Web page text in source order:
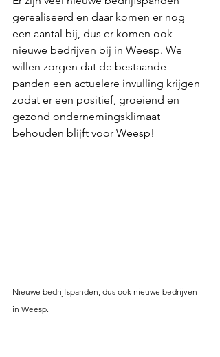
gerealiseerd en daar komen er nog
een aantal bij, dus er komen ook
nieuwe bedrijven bij in Weesp. We
willen zorgen dat de bestaande
panden een actuelere invulling krijgen
zodat er een positief, groeiend en
gezond ondernemingsklimaat
behouden blijft voor Weesp!
Nieuwe bedrijfspanden, dus ook nieuwe bedrijven
in Weesp.